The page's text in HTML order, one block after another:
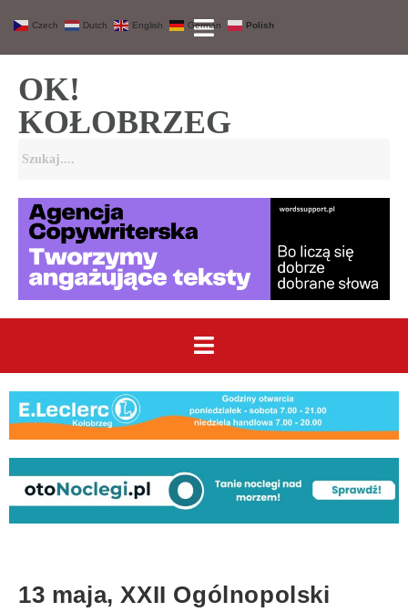
OK!
KOŁOBRZEG
13 maja, XXII Ogólnopolski
Czech Dutch English German Polish